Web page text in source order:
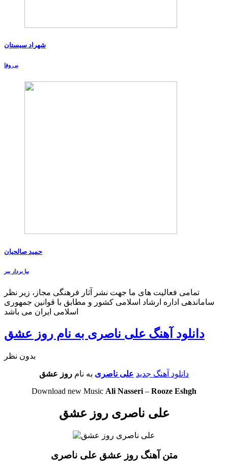
شهراد سیستان
بی وفا
حمید صالحیان
بیا بردار ببر
تمامی فعالیت های ما جهت نشر آثار فرهنگی مجاز، زیر نظر
ساماندهی اداره ارشاد اسلامی کشور و مطابق با قوانین جمهوری
اسلامی ایران می باشد
دانلود آهنگ علی ناصری به نام روز عشق
بدون نظر
دانلود آهنگ جدید علی ناصری به نام روز عشق
Download new Music Ali Nasseri – Rooze Eshgh
علی ناصری روز عشق
متن آهنگ روز عشق علی ناصری